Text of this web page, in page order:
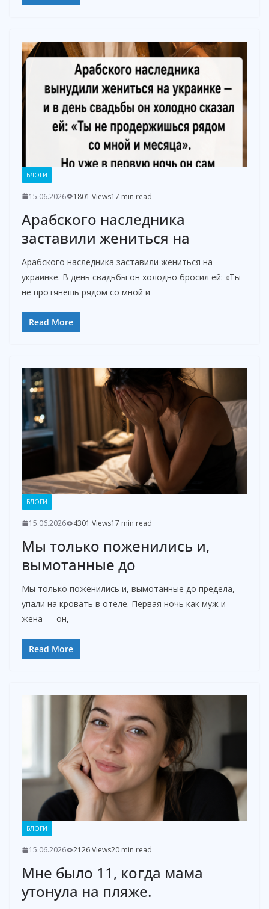
БЛОГИ
15.06.2026 1801 Views17 min read
Арабского наследника
заставили жениться на
Арабского наследника заставили жениться на
украинке. В день свадьбы он холодно бросил ей: «Ты
не протянешь рядом со мной и
Read More
БЛОГИ
15.06.2026 4301 Views17 min read
Мы только поженились и,
вымотанные до
Мы только поженились и, вымотанные до предела,
упали на кровать в отеле. Первая ночь как муж и
жена — он,
Read More
БЛОГИ
15.06.2026 2126 Views20 min read
Мне было 11, когда мама
утонула на пляже.